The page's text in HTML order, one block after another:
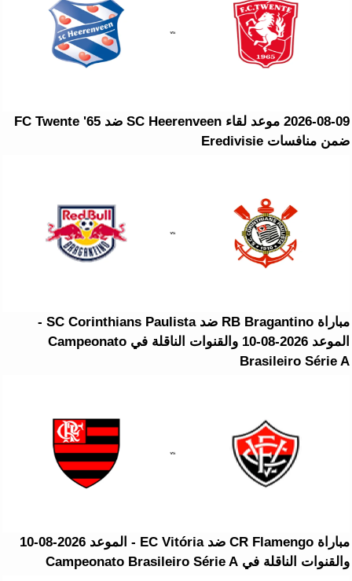
2026-08-09 موعد لقاء SC Heerenveen ضد FC Twente '65
ضمن منافسات Eredivisie
مباراة RB Bragantino ضد SC Corinthians Paulista -
الموعد 2026-08-10 والقنوات الناقلة في Campeonato
Brasileiro Série A
مباراة CR Flamengo ضد EC Vitória - الموعد 2026-08-10
والقنوات الناقلة في Campeonato Brasileiro Série A